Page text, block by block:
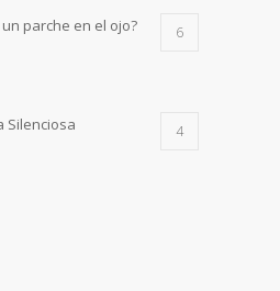
parche en el ojo? 6
Silenciosa 4